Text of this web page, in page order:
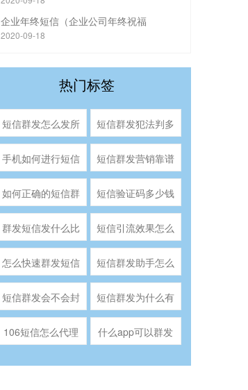
企业年终短信（企业公司年终祝福
2020-09-18
热门标签
短信群发怎么发所
有人
短信群发犯法判多
久
手机如何进行短信
群发
短信群发营销靠谱
吗
如何正确的短信群
发
短信验证码多少钱
一条?
群发短信发什么比
较好
短信引流效果怎么
样
怎么快速群发短信
几千人
短信群发助手怎么
使用
短信群发会不会封
号
短信群发为什么有
人收不到
106短信怎么代理
什么app可以群发
短信